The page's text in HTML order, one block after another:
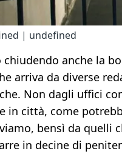
| undefined
chiudendo anche la
arriva da diverse
Non dagli uffici
in città, come
bensì da quelli
in decine di